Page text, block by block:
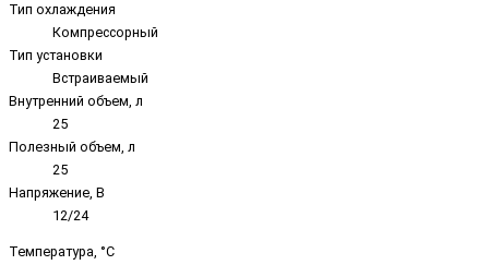
Тип охлаждения
Компрессорный
Тип установки
Встраиваемый
Внутренний объем, л
25
Полезный объем, л
25
Напряжение, В
12/24
Температура, °C